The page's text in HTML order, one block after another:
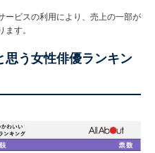
ビスの利用により、売上の一部が
す。
思う女性俳優ランキン